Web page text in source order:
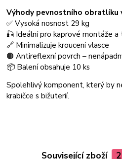
Výhody pevnostního obratlíku
✅ Vysoká nosnost 29 kg
🎣 Ideální pro kaprové montáže a
🔗 Minimalizuje kroucení vlasce
🟤 Antireflexní povrch –
📦 Balení obsahuje 10 ks
Spolehlivý komponent, který by
krabičce s bižuterií.
Související zboží 2